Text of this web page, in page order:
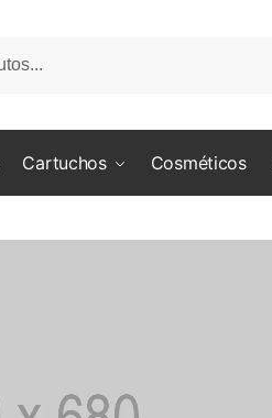
Cartuchos Cosméticos